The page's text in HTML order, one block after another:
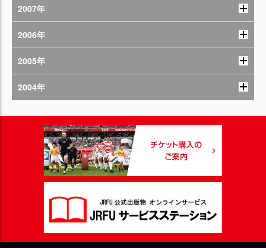
2007年
2006年
2005年
2004年